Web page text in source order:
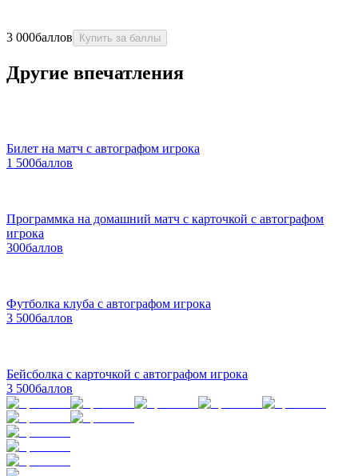
3 000баллов Купить за баллы
Другие впечатления
Билет на матч с автографом игрока
1 500баллов
Программка на домашний матч с карточкой с автографом
игрока
300баллов
Футболка клуба с автографом игрока
3 500баллов
Бейсболка с карточкой с автографом игрока
3 500баллов